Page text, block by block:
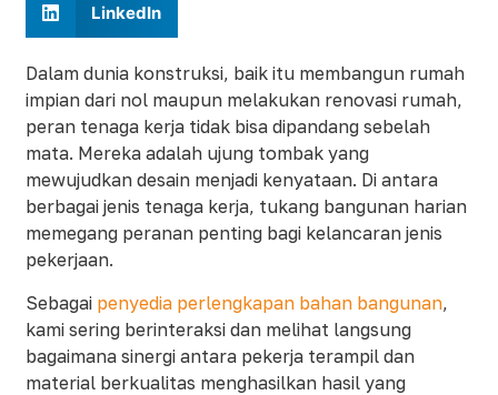
LinkedIn
Dalam dunia konstruksi, baik itu membangun rumah
impian dari nol maupun melakukan renovasi rumah,
peran tenaga kerja tidak bisa dipandang sebelah
mata. Mereka adalah ujung tombak yang
mewujudkan desain menjadi kenyataan. Di antara
berbagai jenis tenaga kerja, tukang bangunan harian
memegang peranan penting bagi kelancaran jenis
pekerjaan.
Sebagai penyedia perlengkapan bahan bangunan,
kami sering berinteraksi dan melihat langsung
bagaimana sinergi antara pekerja terampil dan
material berkualitas menghasilkan hasil yang